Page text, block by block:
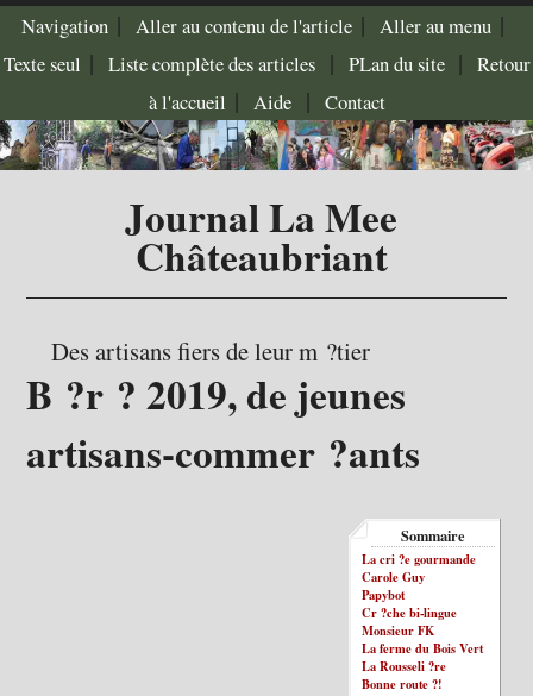
Navigation| Aller au contenu de l'article| Aller au menu|
Texte seul | Liste complète des articles| PLan du site | Retour
à l'accueil | Aide| Contact
Journal La Mee
Châteaubriant
Des artisans fiers de leur m ?tier
B ?r ? 2019, de jeunes
artisans-commer ?ants
Sommaire
La cri ?e gourmande
Carole Guy
Papybot
Cr ?che bi-lingue
Monsieur FK
La ferme du Bois Vert
La Rousseli ?re
Bonne route ?!